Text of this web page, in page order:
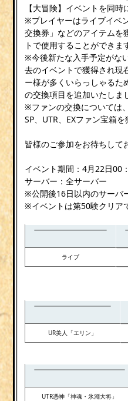
【大冒険】イベントを同時
※プレイヤーはライブイベ
交換券」などのアイテムを
トで使用することができま
※今後新たな入手予定がな
去のイベントで獲得され現
ー様が多くいらっしゃるた
の交換項目を追加いたしま
※ファンの交換については
SP、UTR、EXファン宝箱を
皆様のご参加をお待ちして
イベント期間：4月22日00
サーバー：全サーバー
※公開後16日以内のサーバ
※イベントは第50験クリア
ライブ
UR美人「エリン」
UTR憑神「神魂・氷淵大将」